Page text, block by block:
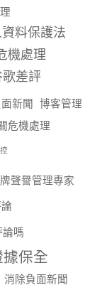
料保護法
機處理
差評
新聞 博客管理
危機處理
聲譽管理專家
嗎
保全
消除負面新聞